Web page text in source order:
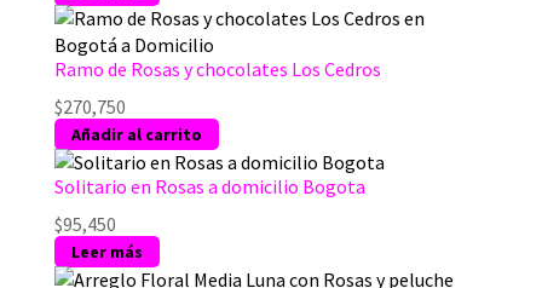
Ramo de Rosas y chocolates Los Cedros
$270,750
Añadir al carrito
Solitario en Rosas a domicilio Bogota
$95,450
Leer más